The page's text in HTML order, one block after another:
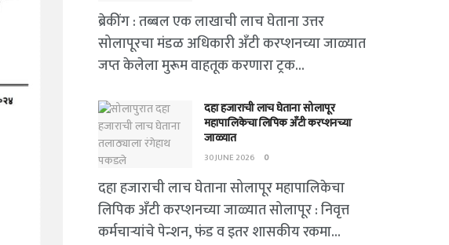
ब्रेकींग : तब्बल एक लाखाची लाच घेताना उत्तर
सोलापूरचा मंडळ अधिकारी अँटी करप्शनच्या जाळ्यात
जप्त केलेला मुरूम वाहतूक करणारा ट्रक...
दहा हजाराची लाच घेताना सोलापूर
महापालिकेचा लिपिक अँटी करप्शनच्या
जाळ्यात
30 JUNE 2026 0
दहा हजाराची लाच घेताना सोलापूर महापालिकेचा
लिपिक अँटी करप्शनच्या जाळ्यात सोलापूर : निवृत्त
कर्मचाऱ्यांचे पेन्शन, फंड व इतर शासकीय रकमा...